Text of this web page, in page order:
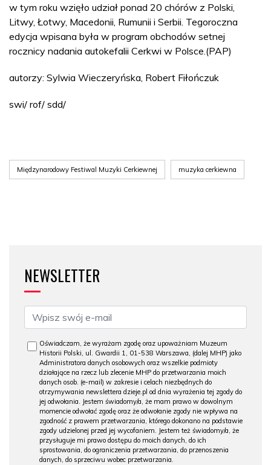
w tym roku wzięło udział ponad 20 chórów z Polski,
Litwy, Łotwy, Macedonii, Rumunii i Serbii. Tegoroczna
edycja wpisana była w program obchodów setnej
rocznicy nadania autokefalii Cerkwi w Polsce.(PAP)
autorzy: Sylwia Wieczeryńska, Robert Fiłończuk
swi/ rof/ sdd/
Międzynarodowy Festiwal Muzyki Cerkiewnej muzyka cerkiewna
NEWSLETTER
Oświadczam, że wyrażam zgodę oraz upoważniam Muzeum
Historii Polski, ul. Gwardii 1, 01-538 Warszawa, (dalej MHP) jako
Administratora danych osobowych oraz wszelkie podmioty
działające na rzecz lub zlecenie MHP do przetwarzania moich
danych osob. (e-mail) w zakresie i celach niezbędnych do
otrzymywania newslettera dzieje.pl od dnia wyrażenia tej zgody do
jej odwołania. Jestem świadomy/a, że mam prawo w dowolnym
momencie odwołać zgodę oraz że odwołanie zgody nie wpływa na
zgodność z prawem przetwarzania, którego dokonano na podstawie
zgody udzielonej przed jej wycofaniem. Jestem też świadomy/a, że
przysługuje mi prawo dostępu do moich danych, do ich
sprostowania, do ograniczenia przetwarzania, do przenoszenia
danych, do sprzeciwu wobec przetwarzania.